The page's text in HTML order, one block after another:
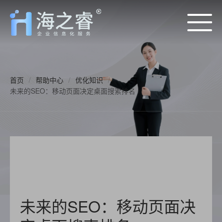
首页 / 帮助中心 / 优化知识 /
未来的SEO：移动页面决定桌面搜索排名
未来的SEO：移动页面决